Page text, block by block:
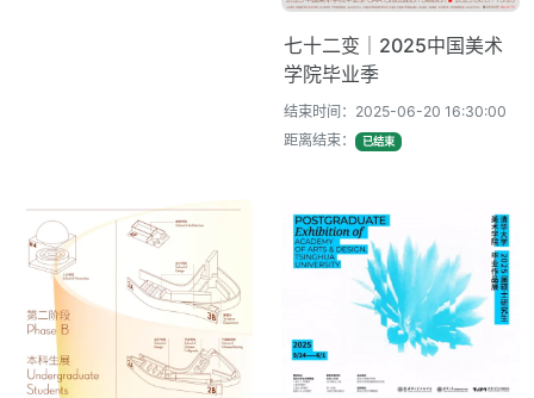
七十二变｜2025中国美术
学院毕业季
结束时间：2025-06-20 16:30:00
距离结束：
已结束